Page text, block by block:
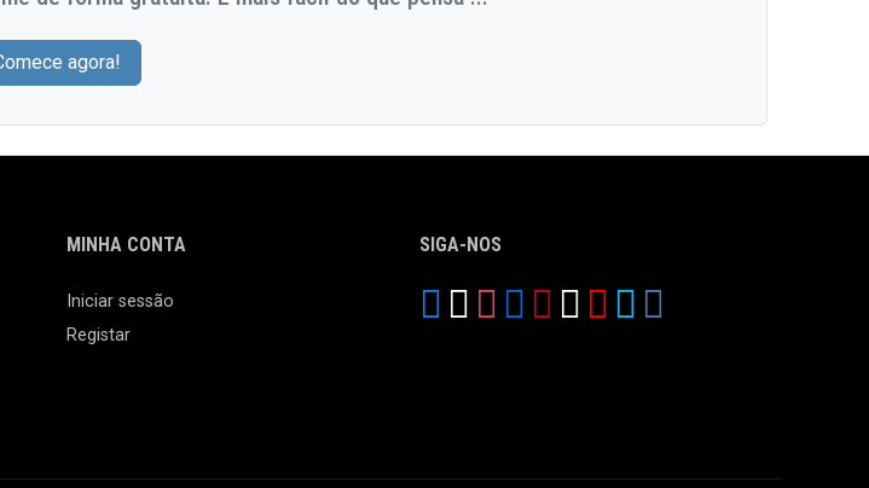
agora!
MINHA CONTA
Iniciar sessão
Registar
SIGA-NOS